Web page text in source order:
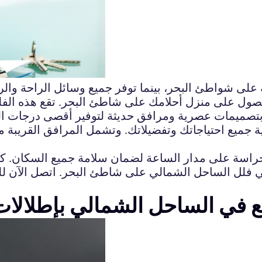
شواطئ البحر، بينما توفر جميع وسائل الراحة
على منزل أحلامك على شاطئ البحر. تقع هذه
عصرية ومرافق حديثة لتوفير أقصى درجات
جميع احتياجاتك وتفضيلاتك. وتشمل المرافق
فلل الساحل الشمالي على شاطئ البحر. اتصل
في الساحل الشمالي